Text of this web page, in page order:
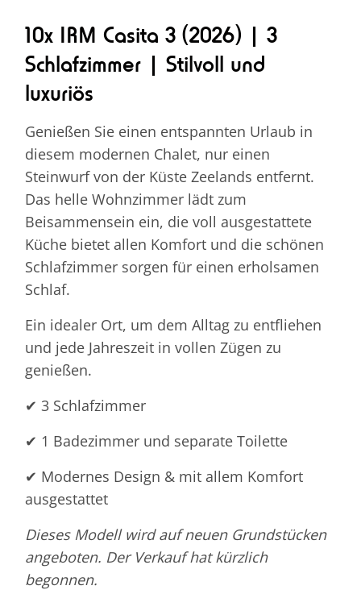
10x IRM Casita 3 (2026) | 3
Schlafzimmer | Stilvoll und
luxuriös
Genießen Sie einen entspannten Urlaub in
diesem modernen Chalet, nur einen
Steinwurf von der Küste Zeelands entfernt.
Das helle Wohnzimmer lädt zum
Beisammensein ein, die voll ausgestattete
Küche bietet allen Komfort und die schönen
Schlafzimmer sorgen für einen erholsamen
Schlaf.
Ein idealer Ort, um dem Alltag zu entfliehen
und jede Jahreszeit in vollen Zügen zu
genießen.
✔ 3 Schlafzimmer
✔ 1 Badezimmer und separate Toilette
✔ Modernes Design & mit allem Komfort
ausgestattet
Dieses Modell wird auf neuen Grundstücken
angeboten. Der Verkauf hat kürzlich
begonnen.